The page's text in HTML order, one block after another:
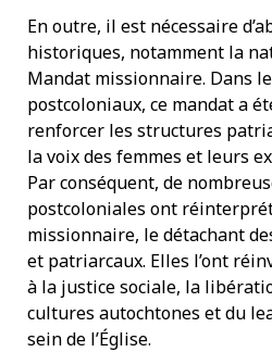
En outre, il est nécessaire
historiques, notamment la
Mandat missionnaire. Dans
postcoloniaux, ce mandat a
renforcer les structures
la voix des femmes et leurs
Par conséquent, de
postcoloniales ont
missionnaire, le détachant
et patriarcaux. Elles l’ont
à la justice sociale, la
cultures autochtones et du
sein de l’Église.